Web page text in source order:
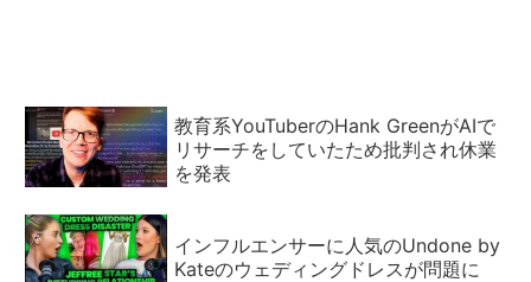
教育系YouTuberのHank GreenがAIで
リサーチをしていたため批判され休業
を発表
インフルエンサーに人気のUndone by
Kateのウェディングドレスが問題に